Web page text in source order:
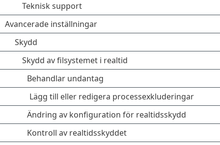
Teknisk support
Avancerade inställningar
Skydd
Skydd av filsystemet i realtid
Behandlar undantag
Lägg till eller redigera processexkluderingar
Ändring av konfiguration för realtidsskydd
Kontroll av realtidsskyddet